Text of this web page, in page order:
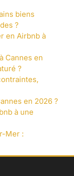
biens
?
en Airbnb à
Cannes en
?
en 2026 ?
à une
Mer :